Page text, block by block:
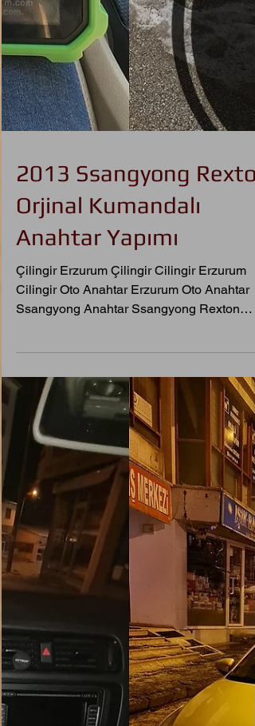
2013 Ssangyong
Orjinal Kumandalı
Anahtar Yapımı
Çilingir Erzurum Çilingir Cilingir Erzurum
Cilingir Oto Anahtar Erzurum Oto Anahtar
Ssangyong Anahtar Ssangyong Rexton
Anahtar